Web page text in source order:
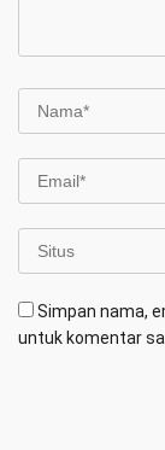
Simpan nama,
untuk komentar